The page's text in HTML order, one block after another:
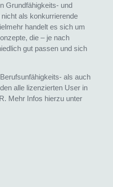
Grundfähigkeits- und
als konkurrierende
handelt es sich um
die – je nach
gut passen und sich
als auch
alle lizenzierten User in
Mehr Infos hierzu unter